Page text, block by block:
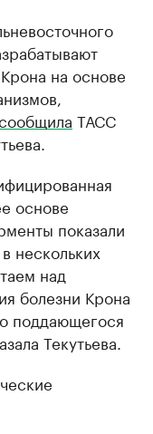
на основе
ТАСС
основе
показали
нескольких
над
болезни Крона
поддающегося
Текутьева.